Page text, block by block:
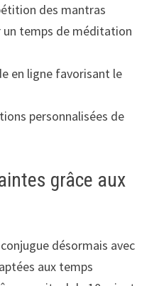
des mantras
un temps de méditation
en ligne favorisant le
personnalisées de
grâce aux
désormais avec
aux temps